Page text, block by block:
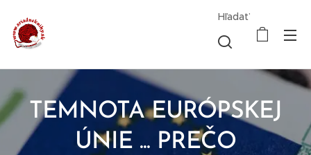
Hľadať
TEMNOTA EURÓPSKEJ
ÚNIE ... PREČO